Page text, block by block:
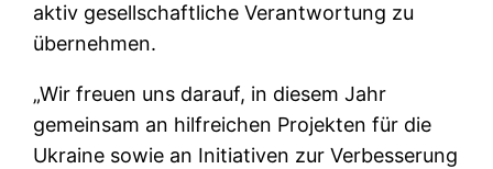
aktiv gesellschaftliche Verantwortung zu
übernehmen.
​„Wir freuen uns darauf, in diesem Jahr
gemeinsam an hilfreichen Projekten für die
Ukraine sowie an Initiativen zur Verbesserung